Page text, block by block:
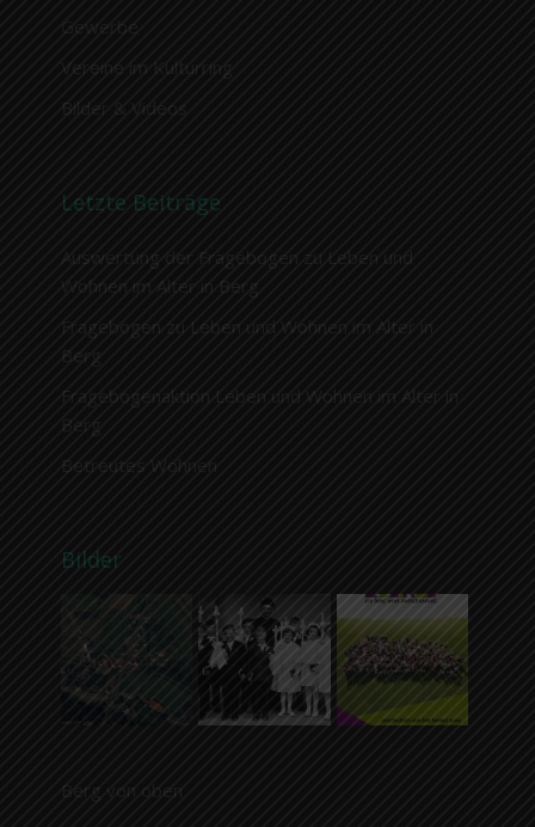
Gewerbe
Vereine im Kulturring
Bilder & Videos
Letzte Beiträge
Auswertung der Fragebogen zu Leben und
Wohnen im Alter in Berg
Fragebogen zu Leben und Wohnen im Alter in
Berg
Fragebogenaktion Leben und Wohnen im Alter in
Berg
Betreutes Wohnen
Bilder
Berg von oben